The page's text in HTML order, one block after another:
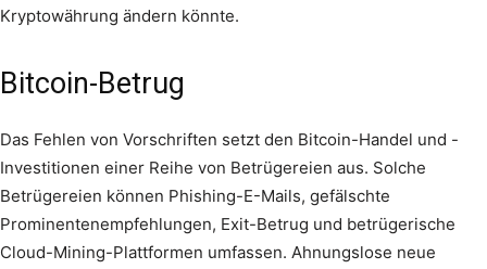
Kryptowährung ändern könnte.
Bitcoin-Betrug
Das Fehlen von Vorschriften setzt den Bitcoin-Handel und -
Investitionen einer Reihe von Betrügereien aus. Solche
Betrügereien können Phishing-E-Mails, gefälschte
Prominentenempfehlungen, Exit-Betrug und betrügerische
Cloud-Mining-Plattformen umfassen. Ahnungslose neue